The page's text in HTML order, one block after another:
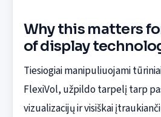
Why this matters
of display
Tiesiogiai manipuliuojami
FlexiVol, užpildo tarpelį tarp
vizualizacijų ir visiškai